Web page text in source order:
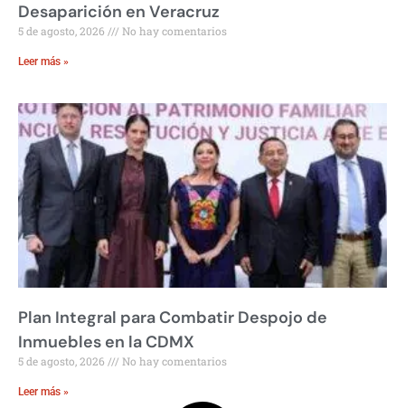
Desaparición en Veracruz
5 de agosto, 2026 No hay comentarios
Leer más »
Plan Integral para Combatir Despojo de
Inmuebles en la CDMX
5 de agosto, 2026 No hay comentarios
Leer más »